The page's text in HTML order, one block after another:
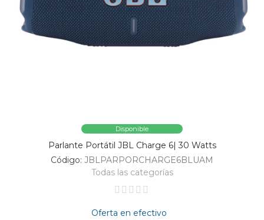
Disponible
Parlante Portátil JBL Charge 6| 30 Watts
Código: JBLPARPORCHARGE6BLUAM
Todas las categorías
Oferta en efectivo